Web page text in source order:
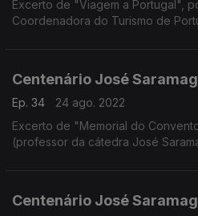
Excerto de "Viagem a Portugal",
Coordenadora do Turismo de
Centenário José
Ep. 34
24 ago. 2022
Excerto de "Memorial do
(professor da cátedra José
Centenário José